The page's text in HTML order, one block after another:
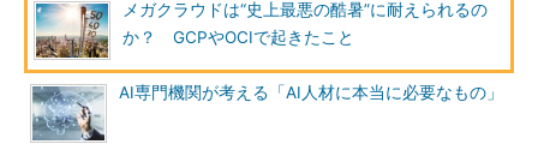
メガクラウドは“史上最悪の酷暑”に耐えられるの
か？ GCPやOCIで起きたこと
AI専門機関が考える「AI人材に本当に必要なもの」